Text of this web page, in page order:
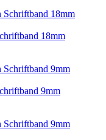
18mm
9mm